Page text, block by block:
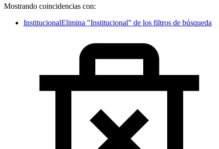
Mostrando coincidencias con:
InstitucionalElimina "Institucional" de los filtros de búsqueda